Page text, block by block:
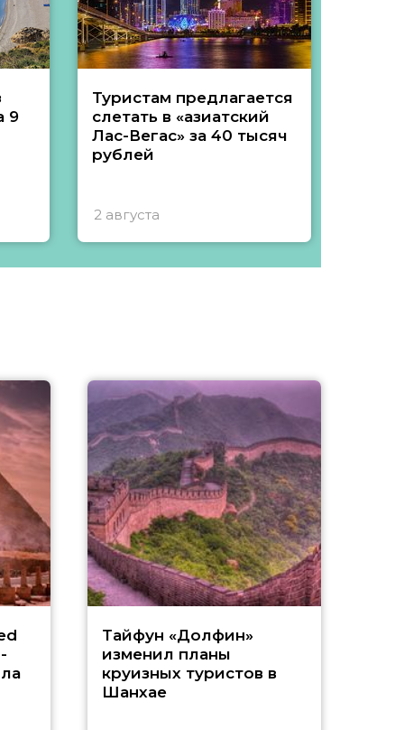
9
Туристам предлагается
слетать в «азиатский
Лас-Вегас» за 40 тысяч
рублей
2 августа
Тайфун «Долфин»
изменил планы
круизных туристов в
Шанхае